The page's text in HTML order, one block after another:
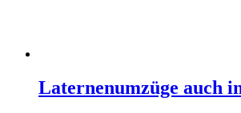
Laternenumzüge auch